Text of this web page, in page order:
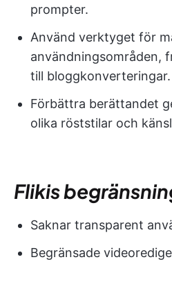
prompter.
Använd verktyget för
användningsområden,
till bloggkonverteringar.
Förbättra berättandet
olika röststilar och
Flikis
Saknar transparent
Begränsade